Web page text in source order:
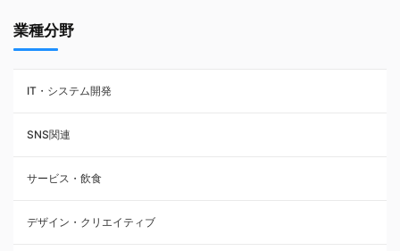
業種分野
IT・システム開発
SNS関連
サービス・飲食
デザイン・クリエイティブ